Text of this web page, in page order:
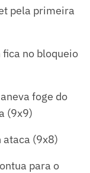
pela primeira
no bloqueio
foge do
(9x9)
ataca (9x8)
para o